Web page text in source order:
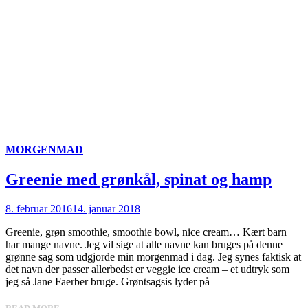
MORGENMAD
Greenie med grønkål, spinat og hamp
8. februar 201614. januar 2018
Greenie, grøn smoothie, smoothie bowl, nice cream… Kært barn
har mange navne. Jeg vil sige at alle navne kan bruges på denne
grønne sag som udgjorde min morgenmad i dag. Jeg synes faktisk at
det navn der passer allerbedst er veggie ice cream – et udtryk som
jeg så Jane Faerber bruge. Grøntsagsis lyder på